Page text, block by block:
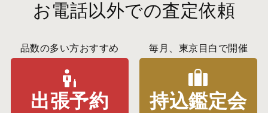
お電話以外での査定依頼
品数の多い方おすすめ
出張予約
毎月、東京目白で開催
持込鑑定会